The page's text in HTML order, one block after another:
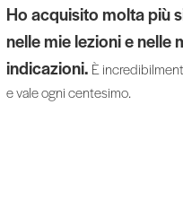
Come mamma di due gemelli
una donna nera e queer,
persone che mi
insegnare con